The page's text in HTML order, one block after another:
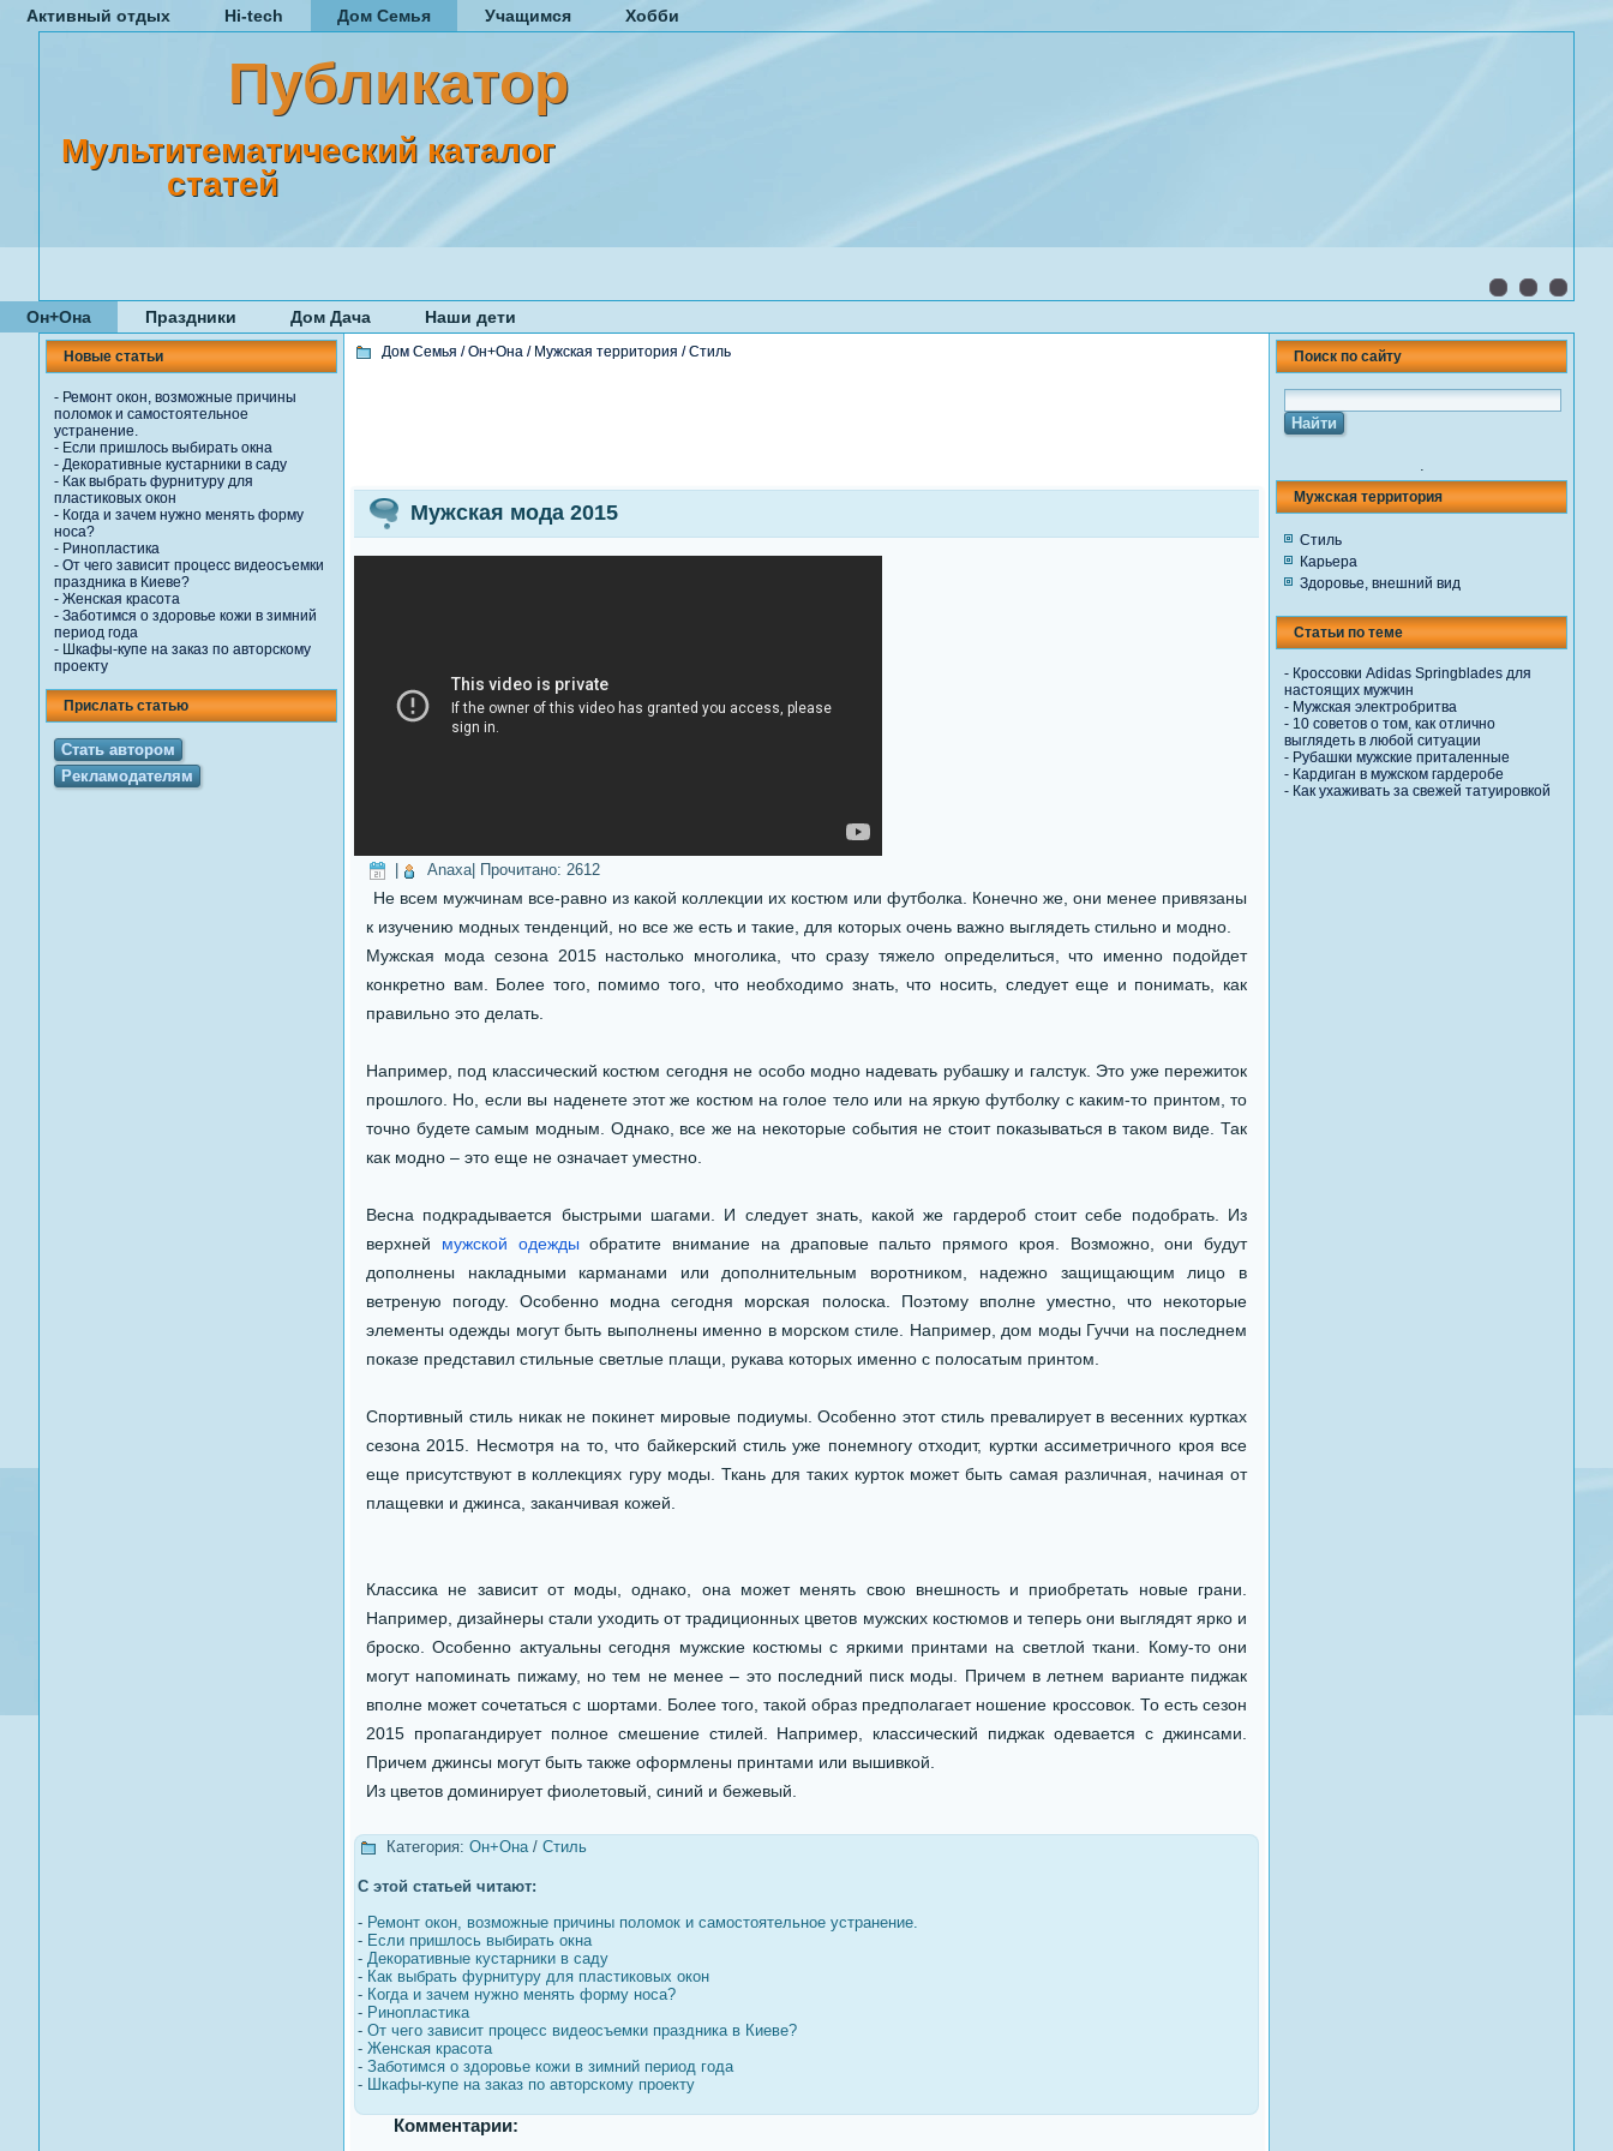
Активный отдых Hi-tech Дом Семья Учащимся Хобби
Публикатор
Мультитематический каталог
статей
Он+Она Праздники Дом Дача Наши дети
Новые статьи
- Ремонт окон, возможные причины
поломок и самостоятельное
устранение.
- Если пришлось выбирать окна
- Декоративные кустарники в саду
- Как выбрать фурнитуру для
пластиковых окон
- Когда и зачем нужно менять форму
носа?
- Ринопластика
- От чего зависит процесс видеосъемки
праздника в Киеве?
- Женская красота
- Заботимся о здоровье кожи в зимний
период года
- Шкафы-купе на заказ по авторскому
проекту
Прислать статью
Стать автором
Рекламодателям
Дом Семья /Он+Она / Мужская территория /Стиль
Мужская мода 2015
Anaxa| Прочитано: 2612
Не всем мужчинам все-равно из какой коллекции их костюм или футболка. Конечно же, они менее привязаны
к изучению модных тенденций, но все же есть и такие, для которых очень важно выглядеть стильно и модно.
Мужская мода сезона 2015 настолько многолика, что сразу тяжело определиться, что именно подойдет
конкретно вам. Более того, помимо того, что необходимо знать, что носить, следует еще и понимать, как
правильно это делать.
Например, под классический костюм сегодня не особо модно надевать рубашку и галстук. Это уже пережиток
прошлого. Но, если вы наденете этот же костюм на голое тело или на яркую футболку с каким-то принтом, то
точно будете самым модным. Однако, все же на некоторые события не стоит показываться в таком виде. Так
как модно – это еще не означает уместно.
Весна подкрадывается быстрыми шагами. И следует знать, какой же гардероб стоит себе подобрать. Из
верхней мужской одежды обратите внимание на драповые пальто прямого кроя. Возможно, они будут
дополнены накладными карманами или дополнительным воротником, надежно защищающим лицо в
ветреную погоду. Особенно модна сегодня морская полоска. Поэтому вполне уместно, что некоторые
элементы одежды могут быть выполнены именно в морском стиле. Например, дом моды Гуччи на последнем
показе представил стильные светлые плащи, рукава которых именно с полосатым принтом.
Спортивный стиль никак не покинет мировые подиумы. Особенно этот стиль превалирует в весенних куртках
сезона 2015. Несмотря на то, что байкерский стиль уже понемногу отходит, куртки ассиметричного кроя все
еще присутствуют в коллекциях гуру моды. Ткань для таких курток может быть самая различная, начиная от
плащевки и джинса, заканчивая кожей.
Классика не зависит от моды, однако, она может менять свою внешность и приобретать новые грани.
Например, дизайнеры стали уходить от традиционных цветов мужских костюмов и теперь они выглядят ярко и
броско. Особенно актуальны сегодня мужские костюмы с яркими принтами на светлой ткани. Кому-то они
могут напоминать пижаму, но тем не менее – это последний писк моды. Причем в летнем варианте пиджак
вполне может сочетаться с шортами. Более того, такой образ предполагает ношение кроссовок. То есть сезон
2015 пропагандирует полное смешение стилей. Например, классический пиджак одевается с джинсами.
Причем джинсы могут быть также оформлены принтами или вышивкой.
Из цветов доминирует фиолетовый, синий и бежевый.
Категория: Он+Она/ Стиль
С этой статьей читают:
- Ремонт окон, возможные причины поломок и самостоятельное устранение.
- Если пришлось выбирать окна
- Декоративные кустарники в саду
- Как выбрать фурнитуру для пластиковых окон
- Когда и зачем нужно менять форму носа?
- Ринопластика
- От чего зависит процесс видеосъемки праздника в Киеве?
- Женская красота
- Заботимся о здоровье кожи в зимний период года
- Шкафы-купе на заказ по авторскому проекту
Комментарии:
Поиск по сайту
.
Мужская территория
Стиль
Карьера
Здоровье, внешний вид
Статьи по теме
- Кроссовки Adidas Springblades для
настоящих мужчин
- Мужская электробритва
- 10 советов о том, как отлично
выглядеть в любой ситуации
- Рубашки мужские приталенные
- Кардиган в мужском гардеробе
- Как ухаживать за свежей татуировкой